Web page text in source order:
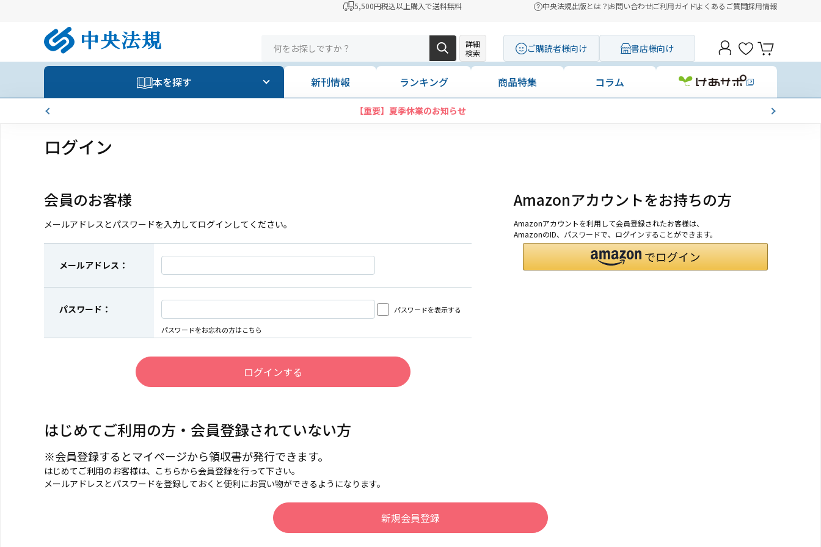
5,500円税込以上購入で送料無料 中央法規出版とは？お問い合わせご利用ガイドよくあるご質問採用情報
詳細
検索
ご購読者様向け 書店様向け
本を探す 新刊情報 ランキング 商品特集 コラム
【重要】夏季休業のお知らせ
ログイン
会員のお客様
メールアドレスとパスワードを入力してログインしてください。
メールアドレス：
パスワード： パスワードを表示する
パスワードをお忘れの方はこちら
Amazonアカウントをお持ちの方
Amazonアカウントを利用して会員登録されたお客様は、
AmazonのID、パスワードで、ログインすることができます。
はじめてご利用の方・会員登録されていない方
※会員登録するとマイページから領収書が発行できます。
はじめてご利用のお客様は、こちらから会員登録を行って下さい。
メールアドレスとパスワードを登録しておくと便利にお買い物ができるようになります。